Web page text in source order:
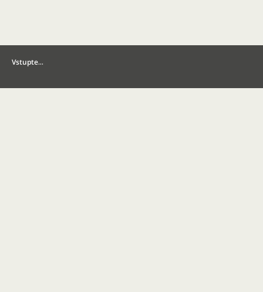
Vstupte…